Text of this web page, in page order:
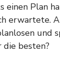
einen Plan
erwartete.
und
die besten?